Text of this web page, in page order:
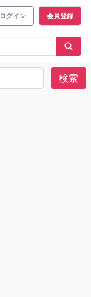
ログイン 会員登録
検索